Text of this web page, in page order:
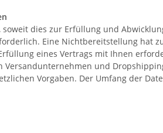
dies zur Erfüllung und
Eine Nichtbereitstellung hat
eines Vertrags mit Ihnen
und
Vorgaben. Der Umfang der